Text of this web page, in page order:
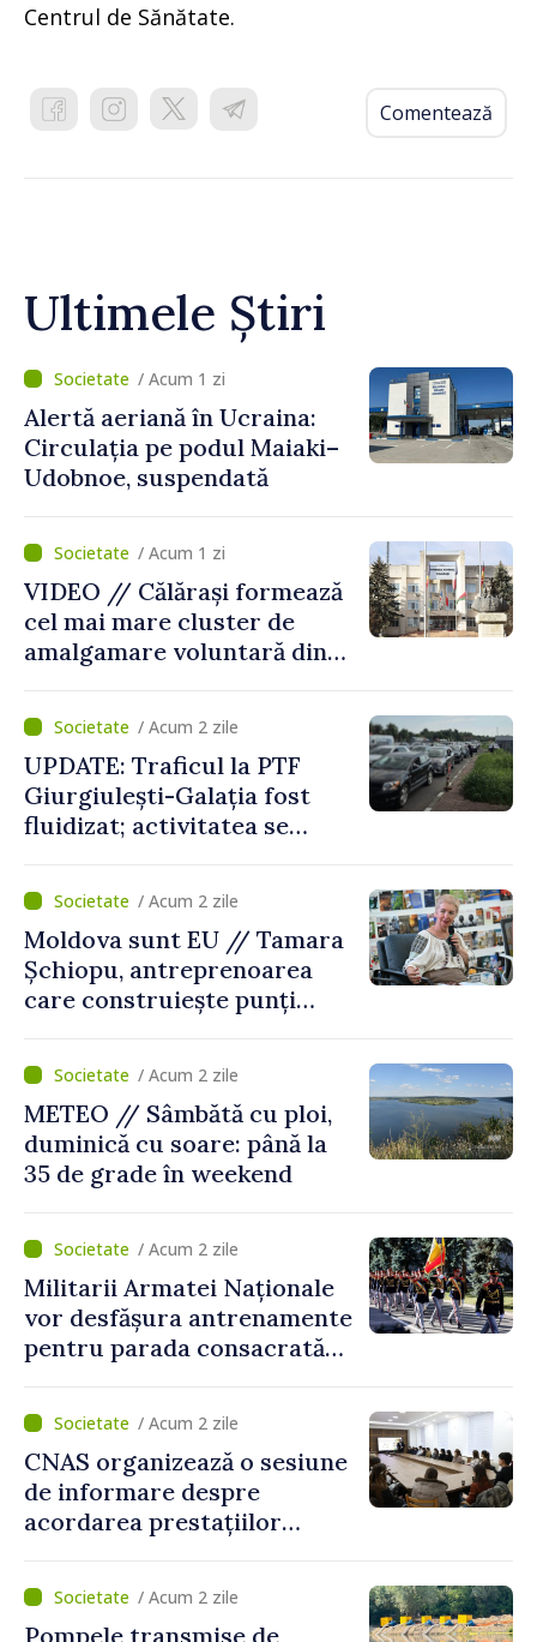
Centrul de Sănătate.
Comentează
Ultimele Știri
/ Acum 1 zi
Alertă aeriană în Ucraina:
Circulația pe podul Maiaki–
Udobnoe, suspendată
/ Acum 1 zi
VIDEO // Călărași formează
cel mai mare cluster de
amalgamare voluntară din
orășenesc a aprobat decizia
finală
/ Acum 2 zile
UPDATE: Traficul la PTF
Giurgiulești-Galația fost
fluidizat; activitatea se
normale
/ Acum 2 zile
Moldova sunt EU // Tamara
Șchiopu, antreprenoarea
care construiește punți
Republica Moldova
/ Acum 2 zile
METEO // Sâmbătă cu ploi,
duminică cu soare: până la
35 de grade în weekend
/ Acum 2 zile
Militarii Armatei Naționale
vor desfășura antrenamente
pentru parada consacrată
/ Acum 2 zile
CNAS organizează o sesiune
de informare despre
acordarea prestațiilor
electronice. Cetățenii,
invitați să se înscrie la
/ Acum 2 zile
Pompele transmise de